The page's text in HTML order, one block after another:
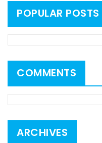
POPULAR POSTS
COMMENTS
ARCHIVES